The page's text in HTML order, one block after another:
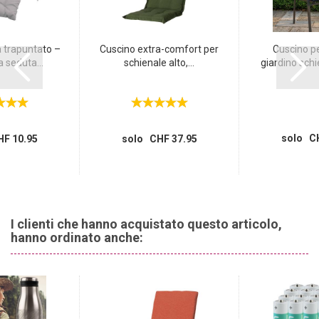
trapuntato –
10.95
Cuscino extra-comfort per
schienale alto,...
solo CHF 37.95
Cuscino
giardino
solo
I clienti che hanno acquistato questo articolo,
hanno ordinato anche: